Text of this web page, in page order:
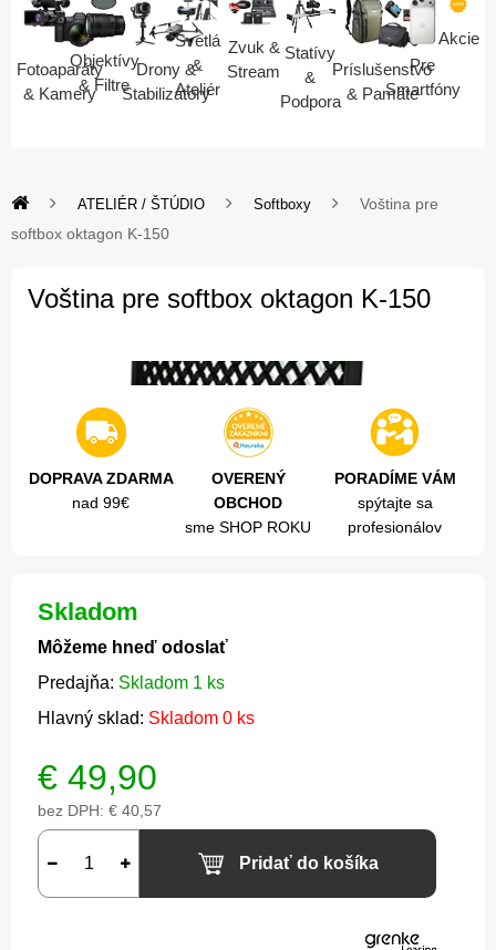
Fotoaparáty
& Kamery
Objektívy
& Filtre
Drony &
Stabilizátory
Svetlá
&
Ateliér
Zvuk &
Stream
Statívy
&
Podpora
Príslušenstvo
& Pamäte
Pre
Smartfóny
Akcie
ATELIÉR / ŠTÚDIO Softboxy
Voština pre
softbox oktagon K-150
Voština pre softbox oktagon K-150
DOPRAVA ZDARMA
nad 99€
OVERENÝ
OBCHOD
sme SHOP ROKU
PORADÍME VÁM
spýtajte sa
profesionálov
Skladom
Môžeme hneď odoslať
Predajňa: Skladom 1 ks
Hlavný sklad: Skladom 0 ks
€ 49,90
bez DPH: € 40,57
Pridať do košíka